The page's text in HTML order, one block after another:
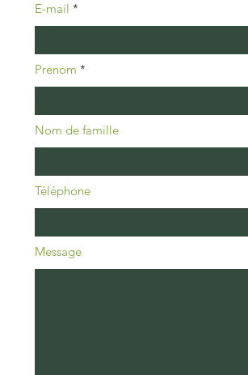
E-mail
Prenom
Nom de famille
Téléphone
Message